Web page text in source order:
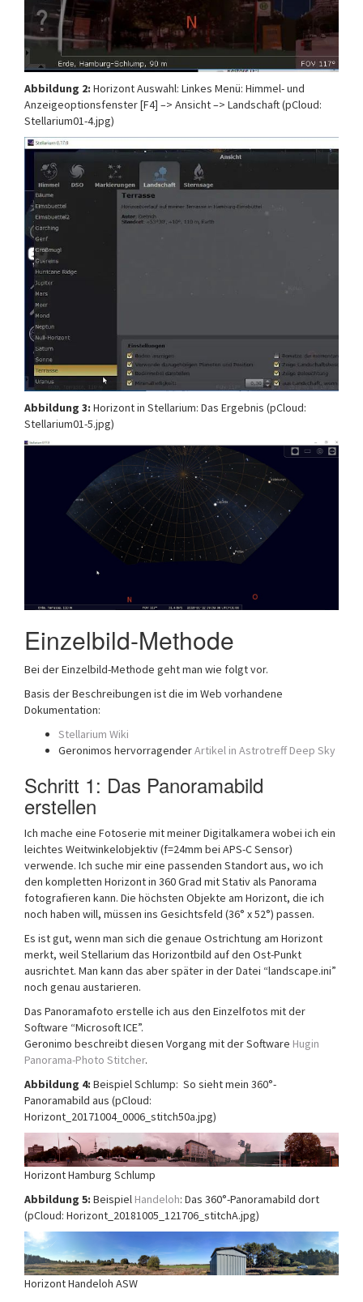
Abbildung 2: Horizont Auswahl: Linkes Menü: Himmel- und
Anzeigeoptionsfenster [F4] –> Ansicht –> Landschaft (pCloud:
Stellarium01-4.jpg)
Abbildung 3: Horizont in Stellarium: Das Ergebnis (pCloud:
Stellarium01-5.jpg)
Einzelbild-Methode
Bei der Einzelbild-Methode geht man wie folgt vor.
Basis der Beschreibungen ist die im Web vorhandene
Dokumentation:
Stellarium Wiki
Geronimos hervorragenderArtikel in Astrotreff Deep Sky
Schritt 1: Das Panoramabild
erstellen
Ich mache eine Fotoserie mit meiner Digitalkamera wobei ich ein
leichtes Weitwinkelobjektiv (f=24mm bei APS-C Sensor)
verwende. Ich suche mir eine passenden Standort aus, wo ich
den kompletten Horizont in 360 Grad mit Stativ als Panorama
fotografieren kann. Die höchsten Objekte am Horizont, die ich
noch haben will, müssen ins Gesichtsfeld (36° x 52°) passen.
Es ist gut, wenn man sich die genaue Ostrichtung am Horizont
merkt, weil Stellarium das Horizontbild auf den Ost-Punkt
ausrichtet. Man kann das aber später in der Datei “landscape.ini”
noch genau austarieren.
Das Panoramafoto erstelle ich aus den Einzelfotos mit der
Software “Microsoft ICE”.
Geronimo beschreibt diesen Vorgang mit der Software Hugin
Panorama-Photo Stitcher.
Abbildung 4: Beispiel Schlump: So sieht mein 360°-
Panoramabild aus (pCloud:
Horizont_20171004_0006_stitch50a.jpg)
Horizont Hamburg Schlump
Abbildung 5: Beispiel Handeloh: Das 360°-Panoramabild dort
(pCloud: Horizont_20181005_121706_stitchA.jpg)
Horizont Handeloh ASW